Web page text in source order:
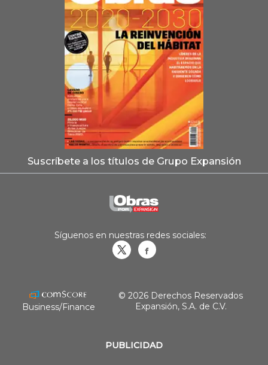
Suscríbete a los títulos de Grupo Expansión
PUBLICIDAD
Síguenos en nuestras redes sociales:
Business/Finance
© 2026 Derechos Reservados
Expansión, S.A. de C.V.